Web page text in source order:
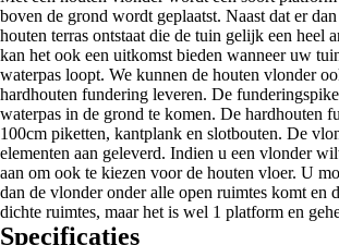
boven de grond wordt geplaatst. Naast dat er
houten terras ontstaat die de tuin gelijk een heel
kan het ook een uitkomst bieden wanneer uw
waterpas loopt. We kunnen de houten vlonder
hardhouten fundering leveren. De
waterpas in de grond te komen. De hardhouten
100cm piketten, kantplank en slotbouten. De
elementen aan geleverd. Indien u een vlonder
aan om ook te kiezen voor de houten vloer. U
dan de vlonder onder alle open ruimtes komt en
dichte ruimtes, maar het is wel 1 platform en
Specificaties